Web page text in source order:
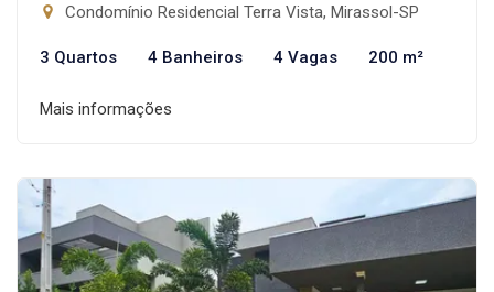
Condomínio Residencial Terra Vista, Mirassol-SP
3 Quartos 4 Banheiros 4 Vagas 200 m²
Mais informações